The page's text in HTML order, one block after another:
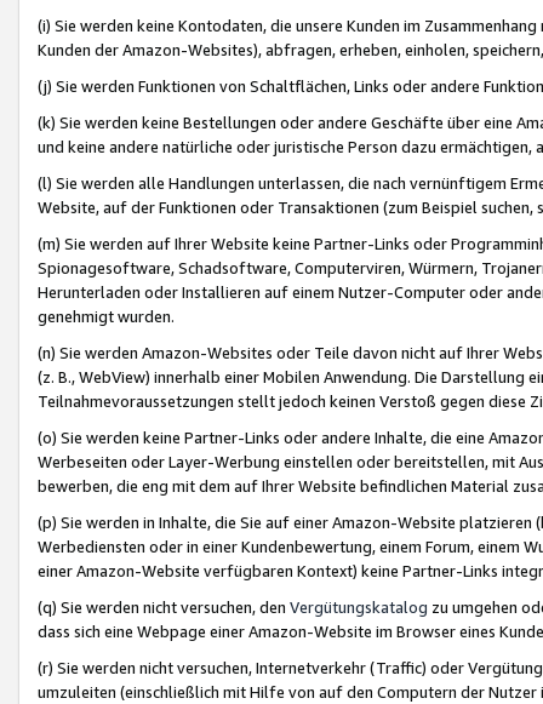
(i) Sie werden keine Kontodaten, die unsere Kunden im
Kunden der Amazon-Websites), abfragen, erheben, einholen,
(j) Sie werden Funktionen von Schaltflächen, Links oder andere
(k) Sie werden keine Bestellungen oder andere Geschäfte über eine
und keine andere natürliche oder juristische Person dazu
(l) Sie werden alle Handlungen unterlassen, die nach vernünftigem
Website, auf der Funktionen oder Transaktionen (zum Beispiel
(m) Sie werden auf Ihrer Website keine Partner-Links oder
Spionagesoftware, Schadsoftware, Computerviren, Würmern,
Herunterladen oder Installieren auf einem Nutzer-Computer oder
genehmigt wurden.
(n) Sie werden Amazon-Websites oder Teile davon nicht auf Ihrer
(z. B., WebView) innerhalb einer Mobilen Anwendung. Die Darstellung
Teilnahmevoraussetzungen stellt jedoch keinen Verstoß gegen diese
(o) Sie werden keine Partner-Links oder andere Inhalte, die eine
Werbeseiten oder Layer-Werbung einstellen oder bereitstellen, mit
bewerben, die eng mit dem auf Ihrer Website befindlichen Material
(p) Sie werden in Inhalte, die Sie auf einer Amazon-Website
Werbediensten oder in einer Kundenbewertung, einem Forum, einem
einer Amazon-Website verfügbaren Kontext) keine Partner-Links
(q) Sie werden nicht versuchen, den Vergütungskatalog zu umgehen
dass sich eine Webpage einer Amazon-Website im Browser eines
(r) Sie werden nicht versuchen, Internetverkehr (Traffic) oder
umzuleiten (einschließlich mit Hilfe von auf den Computern der